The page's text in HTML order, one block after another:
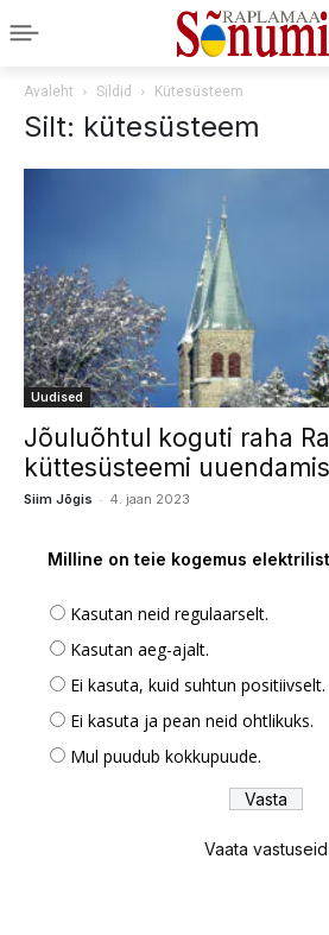
Avaleht Sildid Kütesüsteem
Silt: kütesüsteem
Uudised
Jõuluõhtul koguti raha
küttesüsteemi
Siim Jõgis - 4. jaan 2023
Milline on teie kogemus
Kasutan neid regulaarselt.
Kasutan aeg-ajalt.
Ei kasuta, kuid suhtun positiivselt.
Ei kasuta ja pean neid ohtlikuks.
Mul puudub kokkupuude.
Vaata vastuseid